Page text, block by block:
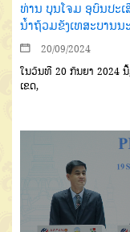
ທ່ານ ບຸນໂຈມ ອຸບົນປະເ
ນໍ້າຖ້ວມຂັງເທສະບານ
20/09/2024
ໃນວັນທີ 20 ກັນຍາ 2024
ເຂດ,